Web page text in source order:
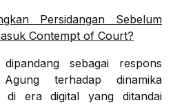
Persidangan Sebelum
Contempt of Court?
sebagai respons
terhadap dinamika
di era digital yang ditandai